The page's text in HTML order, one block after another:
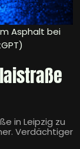
Asphalt bei
in Leipzig zu
Verdächtiger